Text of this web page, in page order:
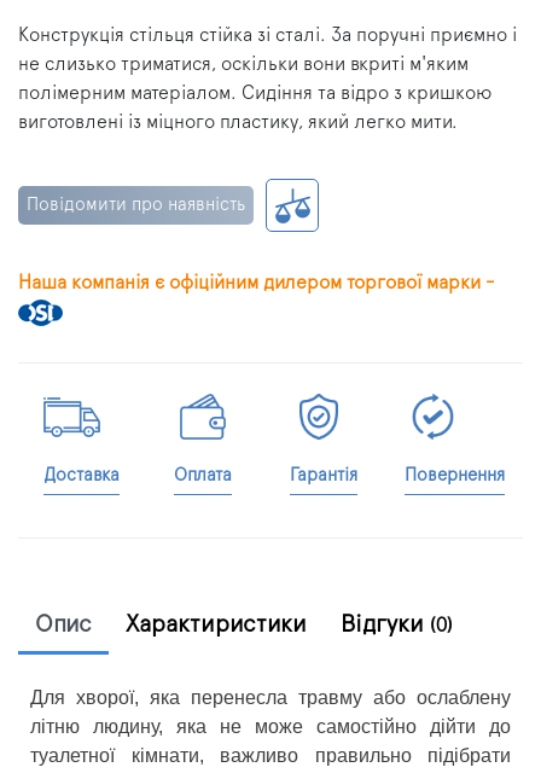
Конструкція стільця стійка зі сталі. За поручні приємно і
не слизько триматися, оскільки вони вкриті м'яким
полімерним матеріалом. Сидіння та відро з кришкою
виготовлені із міцного пластику, який легко мити.
Повідомити про наявність
Наша компанія є офіційним дилером торгової марки -
Доставка Оплата Гарантія Повернення
Опис Характиристики Відгуки (0)
Для хворої, яка перенесла травму або ослаблену
літню людину, яка не може самостійно дійти до
туалетної кімнати, важливо правильно підібрати